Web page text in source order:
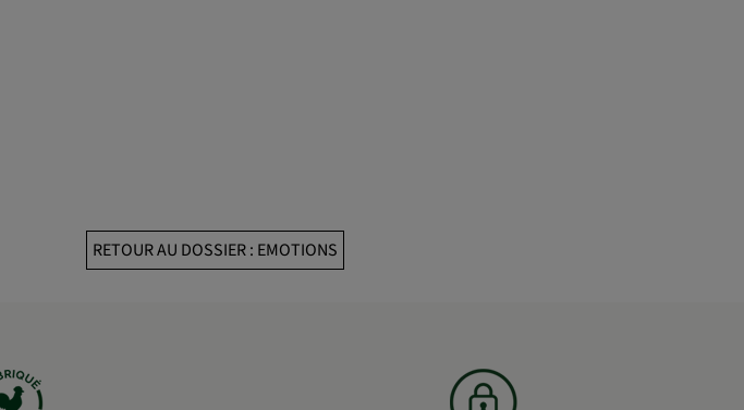
RETOUR AU DOSSIER : EMOTIONS